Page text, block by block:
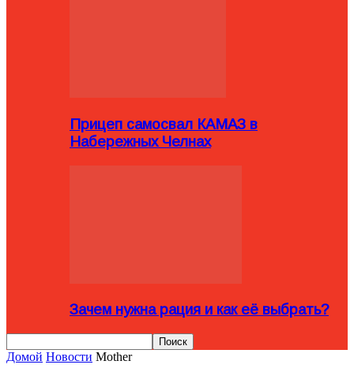
Прицеп самосвал КАМАЗ в
Набережных Челнах
Зачем нужна рация и как её выбрать?
Домой Новости Mother